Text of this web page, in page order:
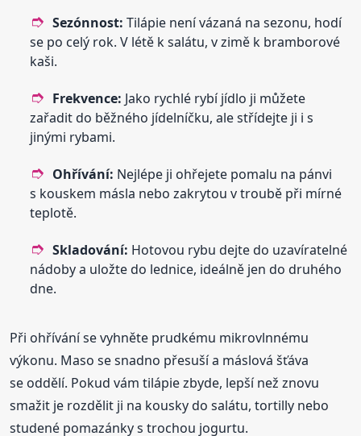
Sezónnost: Tilápie není vázaná na sezonu, hodí
se po celý rok. V létě k salátu, v zimě k bramborové
kaši.
Frekvence: Jako rychlé rybí jídlo ji můžete
zařadit do běžného jídelníčku, ale střídejte ji i s
jinými rybami.
Ohřívání: Nejlépe ji ohřejete pomalu na pánvi
s kouskem másla nebo zakrytou v troubě při mírné
teplotě.
Skladování: Hotovou rybu dejte do uzavíratelné
nádoby a uložte do lednice, ideálně jen do druhého
dne.
Při ohřívání se vyhněte prudkému mikrovlnnému
výkonu. Maso se snadno přesuší a máslová šťáva
se oddělí. Pokud vám tilápie zbyde, lepší než znovu
smažit je rozdělit ji na kousky do salátu, tortilly nebo
studené pomazánky s trochou jogurtu.